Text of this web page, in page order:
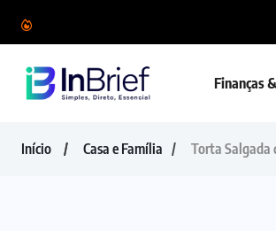
Finanças
Início Casa e Família Torta Salgada